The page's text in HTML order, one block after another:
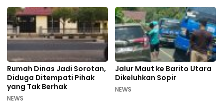
Rumah Dinas Jadi Sorotan,
Diduga Ditempati Pihak
yang Tak Berhak
NEWS
Jalur Maut ke Barito Utara
Dikeluhkan Sopir
NEWS